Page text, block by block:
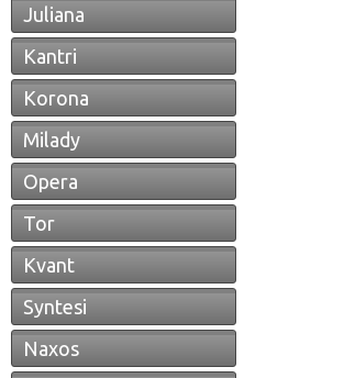
Juliana
Kantri
Korona
Milady
Opera
Tor
Kvant
Syntesi
Naxos